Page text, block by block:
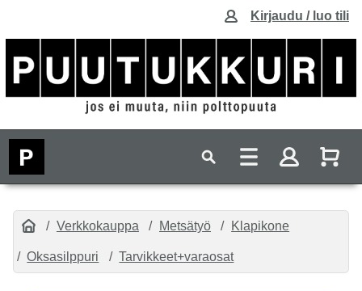
Kirjaudu / luo tili
Verkkokauppa Metsätyö Klapikone
Oksasilppuri Tarvikkeet+varaosat